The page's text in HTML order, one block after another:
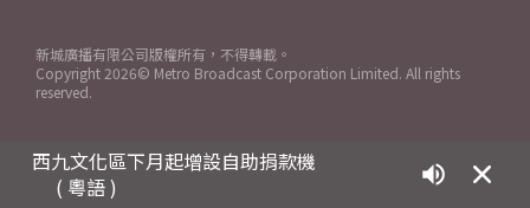
西九文化區下月起增設自助捐款機
( 粵語 )
新城廣播有限公司版權所有，不得轉載。
Copyright 2026© Metro Broadcast Corporation Limited. All rights
reserved.